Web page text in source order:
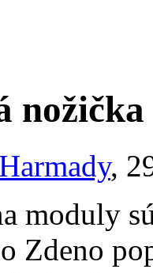
nožička
,
moduly
Zdeno